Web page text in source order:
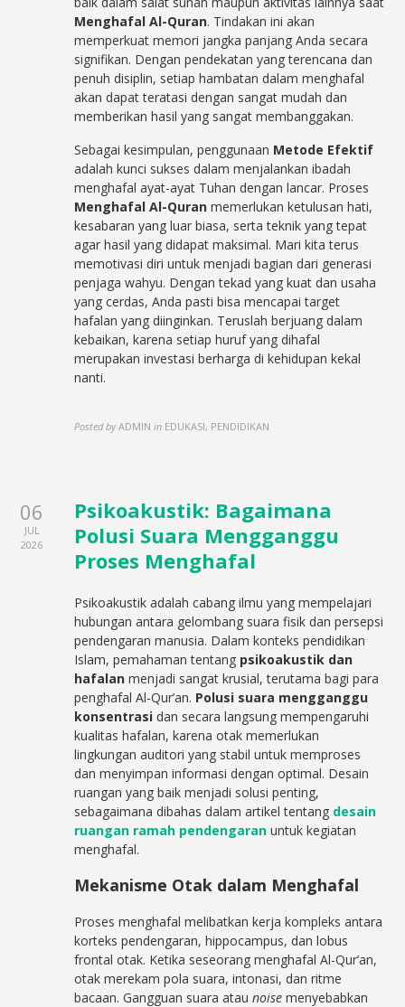
Menghafal Al-Quran. Tindakan ini akan
memperkuat memori jangka panjang Anda secara
signifikan. Dengan pendekatan yang terencana dan
penuh disiplin, setiap hambatan dalam menghafal
akan dapat teratasi dengan sangat mudah dan
memberikan hasil yang sangat membanggakan.
Sebagai kesimpulan, penggunaan Metode Efektif
adalah kunci sukses dalam menjalankan ibadah
menghafal ayat-ayat Tuhan dengan lancar. Proses
Menghafal Al-Quran memerlukan ketulusan hati,
kesabaran yang luar biasa, serta teknik yang tepat
agar hasil yang didapat maksimal. Mari kita terus
memotivasi diri untuk menjadi bagian dari generasi
penjaga wahyu. Dengan tekad yang kuat dan usaha
yang cerdas, Anda pasti bisa mencapai target
hafalan yang diinginkan. Teruslah berjuang dalam
kebaikan, karena setiap huruf yang dihafal
merupakan investasi berharga di kehidupan kekal
nanti.
Posted by ADMIN in EDUKASI, PENDIDIKAN
06
JUL
2026
Psikoakustik: Bagaimana
Polusi Suara Mengganggu
Proses Menghafal
Psikoakustik adalah cabang ilmu yang mempelajari
hubungan antara gelombang suara fisik dan persepsi
pendengaran manusia. Dalam konteks pendidikan
Islam, pemahaman tentang psikoakustik dan
hafalan menjadi sangat krusial, terutama bagi para
penghafal Al-Qur’an. Polusi suara mengganggu
konsentrasi dan secara langsung mempengaruhi
kualitas hafalan, karena otak memerlukan
lingkungan auditori yang stabil untuk memproses
dan menyimpan informasi dengan optimal. Desain
ruangan yang baik menjadi solusi penting,
sebagaimana dibahas dalam artikel tentang desain
ruangan ramah pendengaran untuk kegiatan
menghafal.
Mekanisme Otak dalam Menghafal
Proses menghafal melibatkan kerja kompleks antara
korteks pendengaran, hippocampus, dan lobus
frontal otak. Ketika seseorang menghafal Al-Qur’an,
otak merekam pola suara, intonasi, dan ritme
bacaan. Gangguan suara ataunoise menyebabkan